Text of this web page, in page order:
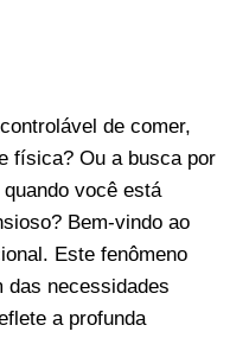
de comer,
física? Ou a busca por
você está
Bem-vindo ao
Este fenômeno
das necessidades
a profunda